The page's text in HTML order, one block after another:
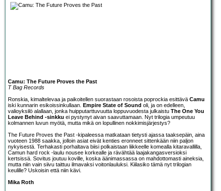
Camu: The Future Proves the Past
T Bag Records
Ronskia, kimaltelevaa ja paikoitellen suorastaan rosoista poprockia esittävä Camu
iski kunnarin esikoissinkullaan. Empire State of Sound oli, ja on edelleen,
valioyksilö alallaan, jonka huipputarttuvuutta loppuvuodesta julkaistu The One You
Leave Behind -sinkku ei pystynyt aivan saavuttamaan. Nyt trilogia umpeutuu
kolmannen luvun myötä, mutta mikä on lopullinen nokkimisjärjestys?
The Future Proves the Past -kipaleessa matkataan tietysti ajassa taaksepäin, aina
vuoteen 1988 saakka, jolloin asiat eivät kenties eronneet sittenkään niin paljon
nykyisestä. Terhakasti porhaltava biisi polkaistaan liikkeelle komealla kitaravallilla,
Camun hard rock -laulu nousee korkealle ja rävähtää laajakangasversioksi
kertsissä. Sovitus joutuu koville, koska äänimassassa on mahdottomasti aineksia,
mutta niin vain siivu taittuu ilmavaksi voitonlauluksi. Kiilasiko tämä nyt trilogian
keulille? Uskoisin että niin kävi.
Mika Roth